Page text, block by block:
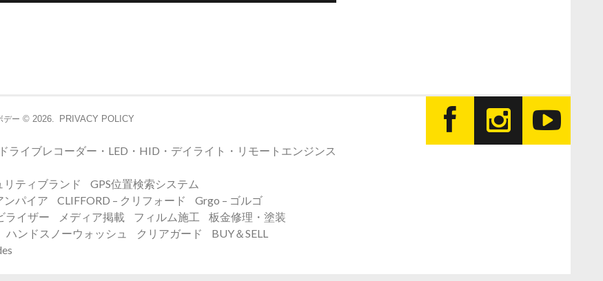
デー © 2026. PRIVACY POLICY
ライブレコーダー・LED・HID・デイライト・リモートエンジンス
リティブランド
GPS位置検索システム
ンパイア CLIFFORD – クリフォード
Grgo – ゴルゴ
ライザー メディア掲載 フィルム施工
板金修理・塗装
ハンドスノーウォッシュ クリアガード
BUY＆SELL